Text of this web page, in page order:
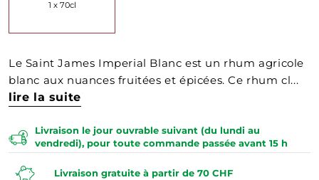
1 x 70cl
Le Saint James Imperial Blanc est un rhum agricole
blanc aux nuances fruitées et épicées. Ce rhum cl...
lire la suite
Livraison le jour ouvrable suivant (du lundi au
vendredi), pour toute commande passée avant 15 h
Livraison gratuite à partir de 70 CHF